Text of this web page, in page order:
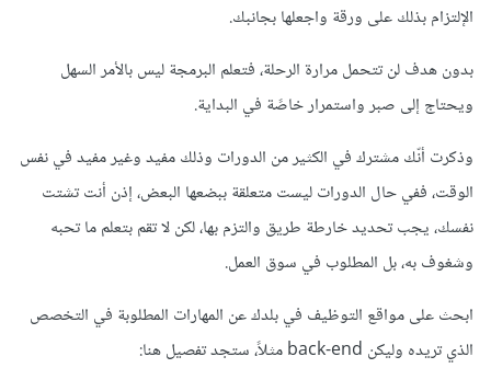
الإلتزام بذلك على ورقة واجعلها بجانبك.
بدون هدف لن تتحمل مرارة الرحلة، فتعلم البرمجة ليس بالأمر السهل
ويحتاج إلى صبر واستمرار خاصًة في البداية.
وذكرت أنّك مشترك في الكثير من الدورات وذلك مفيد وغير مفيد في نفس
الوقت، ففي حال الدورات ليست متعلقة ببضعها البعض، إذن أنت تشتت
نفسك، يجب تحديد خارطة طريق والتزم بها، لكن لا تقم بتعلم ما تحبه
وشغوف به، بل المطلوب في سوق العمل.
ابحث على مواقع التوظيف في بلدك عن المهارات المطلوبة في التخصص
الذي تريده وليكن back-end مثلاً، ستجد تفصيل هنا: